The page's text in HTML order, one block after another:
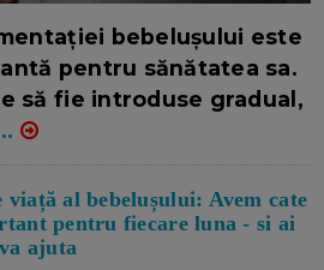
bebelușului este
pentru sănătatea sa.
să fie introduse gradual,
al bebelușului: Avem cate
pentru fiecare luna - si ai
ajuta